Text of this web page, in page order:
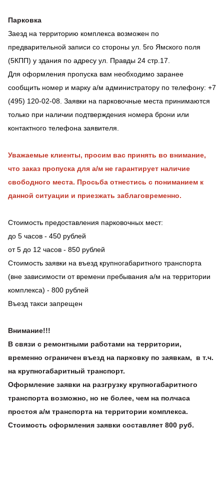
Парковка
Заезд на территорию комплекса возможен по
предварительной записи со стороны ул. 5го Ямского поля
(5КПП) у здания по адресу ул. Правды 24 стр.17.
Для оформления пропуска вам необходимо заранее
сообщить номер и марку а/м администратору по телефону: +7
(495) 120-02-08. Заявки на парковочные места принимаются
только при наличии подтверждения номера брони или
контактного телефона заявителя.
Уважаемые клиенты, просим вас принять во внимание,
что заказ пропуска для а/м не гарантирует наличие
свободного места. Просьба отнестись с пониманием к
данной ситуации и приезжать заблаговременно.
Стоимость предоставления парковочных мест:
до 5 часов - 450 рублей
от 5 до 12 часов - 850 рублей
Стоимость заявки на въезд крупногабаритного транспорта
(вне зависимости от времени пребывания а/м на территории
комплекса) - 800 рублей
Въезд такси запрещен
Внимание!!!
В связи с ремонтными работами на территории,
временно ограничен въезд на парковку по заявкам, в т.ч.
на крупногабаритный транспорт.
Оформление заявки на разгрузку крупногабаритного
транспорта возможно, но не более, чем на полчаса
простоя а/м транспорта на территории комплекса.
Стоимость оформления заявки составляет 800 руб.